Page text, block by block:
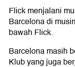
Flick menjalani
Barcelona di
bawah Flick.
Barcelona masih
Klub yang juga